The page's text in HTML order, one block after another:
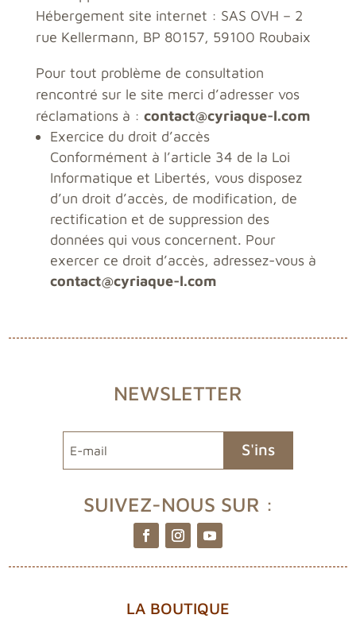
Hébergement site internet : SAS OVH – 2
rue Kellermann, BP 80157, 59100 Roubaix
Pour tout problème de consultation
rencontré sur le site merci d’adresser vos
réclamations à : contact@cyriaque-l.com
Exercice du droit d’accès
Conformément à l’article 34 de la Loi
Informatique et Libertés, vous disposez
d’un droit d’accès, de modification, de
rectification et de suppression des
données qui vous concernent. Pour
exercer ce droit d’accès, adressez-vous à
contact@cyriaque-l.com
NEWSLETTER
S'ins
SUIVEZ-NOUS SUR :
LA BOUTIQUE